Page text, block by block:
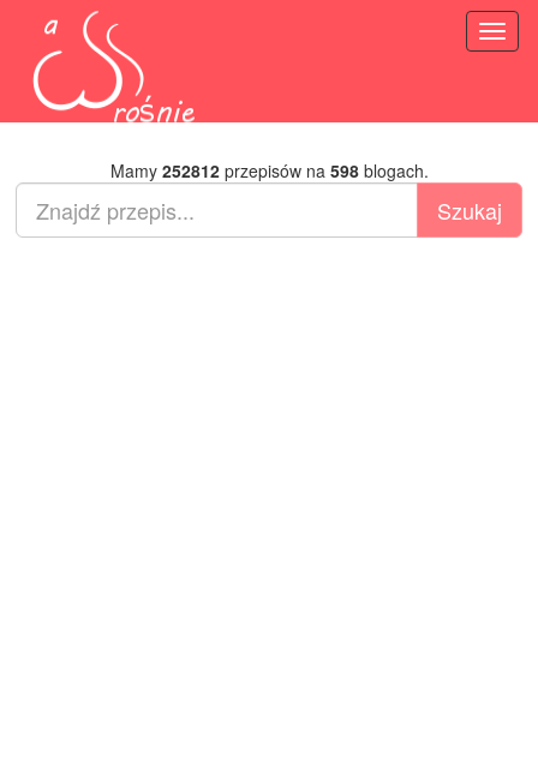
Mamy 252812przepisów na 598blogach.